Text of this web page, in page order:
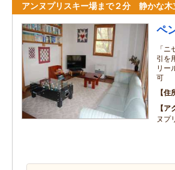
アンヌプリスキー場まで２分 静かな
ペ
「
引を
リー
可
住
ア
ヌプ